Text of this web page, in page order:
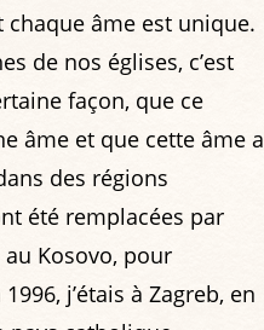
chaque âme est unique.
de nos églises, c’est
façon, que ce
âme et que cette âme a
des régions
été remplacées par
Kosovo, pour
j’étais à Zagreb, en